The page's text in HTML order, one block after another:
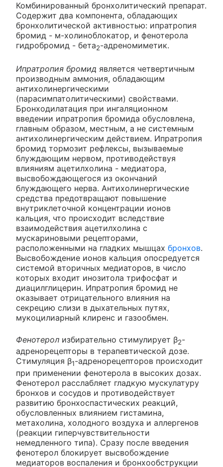
Комбинированный бронхолитический препарат.
Содержит два компонента, обладающих
бронхолитической активностью: ипратропия
бромид - м-холиноблокатор, и фенотерола
гидробромид - бета2-адреномиметик.
Ипратропия бромид является четвертичным
производным аммония, обладающим
антихолинергическими
(парасимпатолитическими) свойствами.
Бронходилатация при ингаляционном
введении ипратропия бромида обусловлена,
главным образом, местным, а не системным
антихолинергическим действием. Ипратропия
бромид тормозит рефлексы, вызываемые
блуждающим нервом, противодействуя
влияниям ацетилхолина - медиатора,
высвобождающегося из окончаний
блуждающего нерва. Антихолинергические
средства предотвращают повышение
внутриклеточной концентрации ионов
кальция, что происходит вследствие
взаимодействия ацетилхолина с
мускариновыми рецепторами,
расположенными на гладких мышцах бронхов.
Высвобождение ионов кальция опосредуется
системой вторичных медиаторов, в число
которых входит инозитола трифосфат и
диацилглицерин. Ипратропия бромид не
оказывает отрицательного влияния на
секрецию слизи в дыхательных путях,
мукоцилиарный клиренс и газообмен.
Фенотерол избирательно стимулирует β2-
адренорецепторы в терапевтической дозе.
Стимуляция β1-адренорецепторов происходит
при применении фенотерола в высоких дозах.
Фенотерол расслабляет гладкую мускулатуру
бронхов и сосудов и противодействует
развитию бронхоспастических реакций,
обусловленных влиянием гистамина,
метахолина, холодного воздуха и аллергенов
(реакции гиперчувствительности
немедленного типа). Сразу после введения
фенотерол блокирует высвобождение
медиаторов воспаления и бронхообструкции